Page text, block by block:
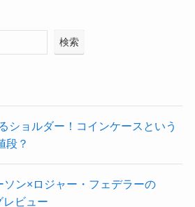
検索
ショルダー！コインケースという
段？
ソン×ロジャー・フェデラーの
レビュー